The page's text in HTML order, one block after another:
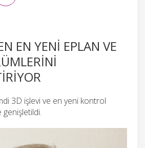
EN YENI EPLAN VE
3D işlevi ve en yeni kontrol